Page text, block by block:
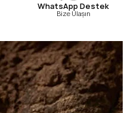
WhatsApp Destek
Bize Ulaşın